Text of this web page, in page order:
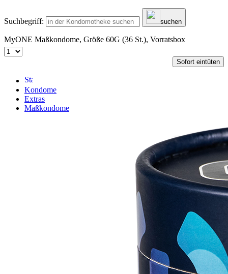
Suchbegriff: suchen
MyONE Maßkondome, Größe 60G (36 St.), Vorratsbox
Sofort eintüten
Kondome
Extras
Maßkondome